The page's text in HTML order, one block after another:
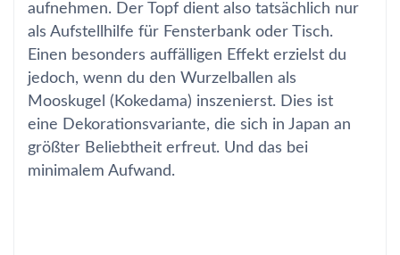
aufnehmen. Der Topf dient also tatsächlich nur
als Aufstellhilfe für Fensterbank oder Tisch.
Einen besonders auffälligen Effekt erzielst du
jedoch, wenn du den Wurzelballen als
Mooskugel (Kokedama) inszenierst. Dies ist
eine Dekorationsvariante, die sich in Japan an
größter Beliebtheit erfreut. Und das bei
minimalem Aufwand.